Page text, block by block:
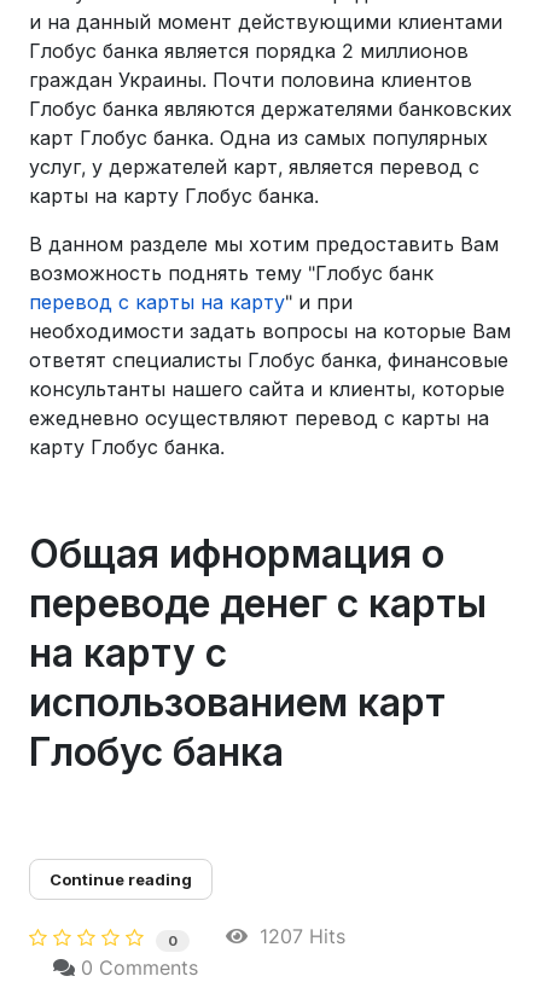
и на данный момент действующими клиентами
Глобус банка является порядка 2 миллионов
граждан Украины. Почти половина клиентов
Глобус банка являются держателями банковских
карт Глобус банка. Одна из самых популярных
услуг, у держателей карт, является перевод с
карты на карту Глобус банка.
В данном разделе мы хотим предоставить Вам
возможность поднять тему "Глобус банк
перевод с карты на карту" и при
необходимости задать вопросы на которые Вам
ответят специалисты Глобус банка, финансовые
консультанты нашего сайта и клиенты, которые
ежедневно осуществляют перевод с карты на
карту Глобус банка.
Общая ифнормация о
переводе денег с карты
на карту с
использованием карт
Глобус банка
Continue reading
0
1207 Hits
0 Comments